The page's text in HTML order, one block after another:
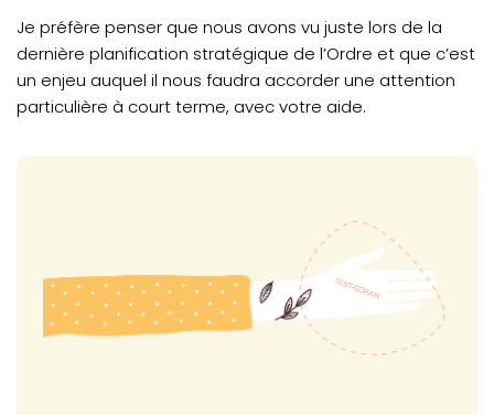
Je préfère penser que nous avons vu juste lors de la
dernière planification stratégique de l’Ordre et que c’est
un enjeu auquel il nous faudra accorder une attention
particulière à court terme, avec votre aide.